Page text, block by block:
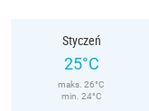
Styczeń
25°C
maks. 26°C
min. 24°C